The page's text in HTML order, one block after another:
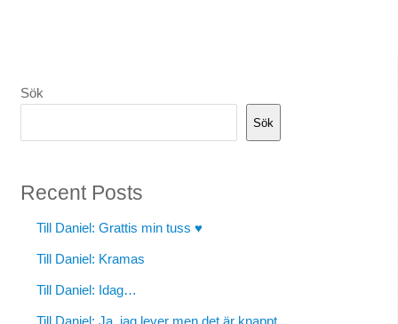
Sök
Sök
Recent Posts
Till Daniel: Grattis min tuss ♥
Till Daniel: Kramas
Till Daniel: Idag…